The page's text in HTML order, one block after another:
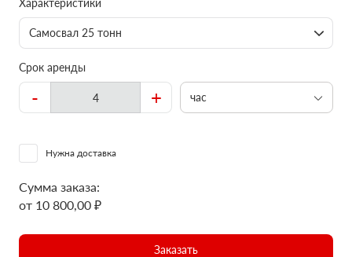
Характеристики
Самосвал 25 тонн
Срок аренды
- + час
Нужна доставка
Сумма заказа:
от 10 800,00 ₽
Заказать